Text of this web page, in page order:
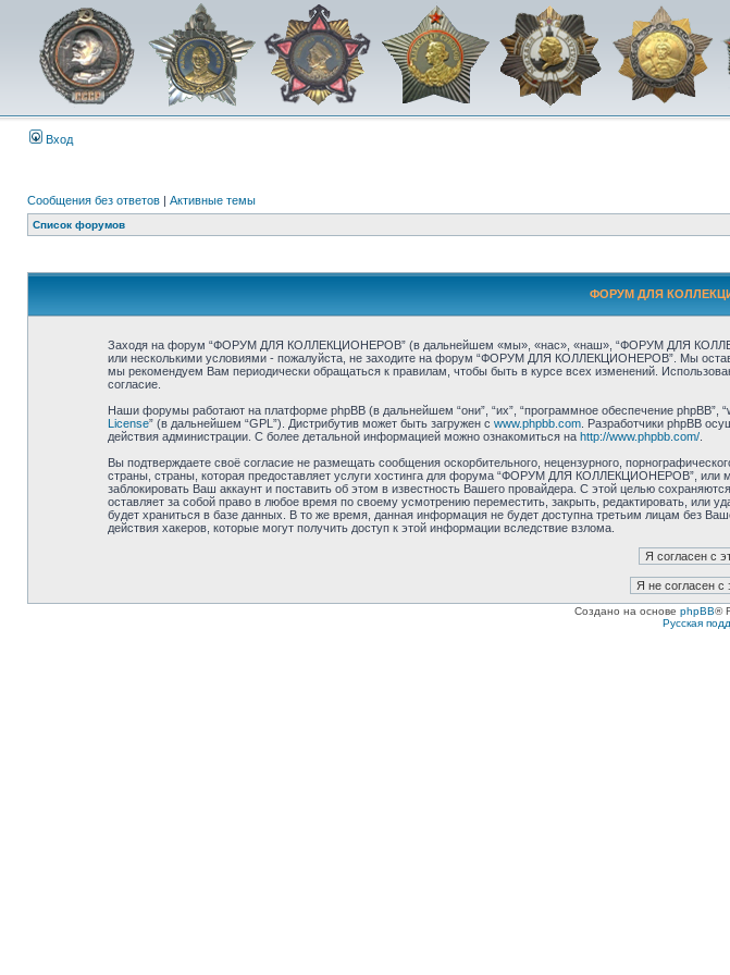
Вход
Сообщения без ответов | Активные темы
Список форумов
ФОРУМ ДЛЯ
Заходя на форум “ФОРУМ ДЛЯ КОЛЛЕКЦИОНЕРОВ” (в дальнейшем «мы», «нас», «наш», “ФОРУМ ДЛЯ
или несколькими условиями - пожалуйста, не заходите на форум “ФОРУМ ДЛЯ КОЛЛЕКЦИОНЕРОВ”. Мы
мы рекомендуем Вам периодически обращаться к правилам, чтобы быть в курсе всех изменений.
согласие.
Наши форумы работают на платформе phpBB (в дальнейшем “они”, “их”, “программное обеспечение phpBB”,
License” (в дальнейшем “GPL”). Дистрибутив может быть загружен с www.phpbb.com. Разработчики phpBB
действия администрации. С более детальной информацией можно ознакомиться на http://www.phpbb.com/.
Вы подтверждаете своё согласие не размещать сообщения оскорбительного, нецензурного,
страны, страны, которая предоставляет услуги хостинга для форума “ФОРУМ ДЛЯ КОЛЛЕКЦИОНЕРОВ”, или
заблокировать Ваш аккаунт и поставить об этом в известность Вашего провайдера. С этой целью
оставляет за собой право в любое время по своему усмотрению переместить, закрыть, редактировать,
будет храниться в базе данных. В то же время, данная информация не будет доступна третьим лицам без
действия хакеров, которые могут получить доступ к этой информации вследствие взлома.
Создано на основе phpBB®
Русская